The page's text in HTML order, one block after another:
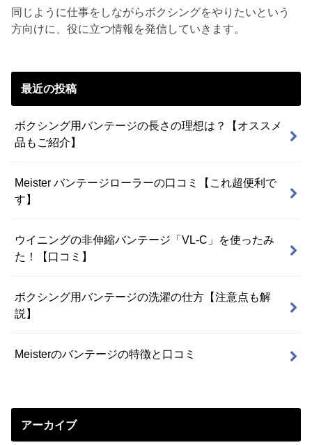
同じように仕事をしながらボクシングをやりたいという
方向けに、役に立つ情報を発信していきます。
最近の投稿
ボクシング用バンテージの長さの理想は？【オススメ
品もご紹介】
Meister バンテージローラーの口コミ【これ超便利で
す】
ウイニングの非伸縮バンテージ「VL-C」を使ったみ
た！【口コミ】
ボクシング用バンテージの洗濯の仕方【注意点も解
説】
Meisterのバンテージの特徴と口コミ
アーカイブ